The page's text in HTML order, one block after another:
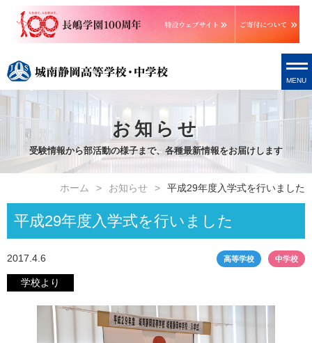
MENU
お知らせ
受験情報から部活動の様子まで、各種最新情報をお届けします
ホーム お知らせ 平成29年度入学式を行いました
平成29年度入学式を行いました
2017.4.6 高等学校 中学校
学校より